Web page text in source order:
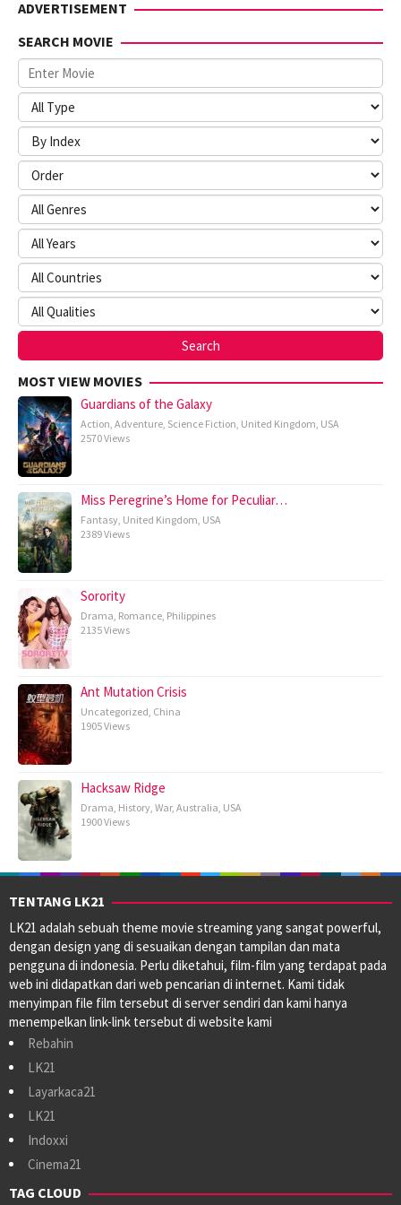
ADVERTISEMENT
SEARCH MOVIE
MOST VIEW MOVIES
Guardians of the Galaxy
Action, Adventure, Science Fiction, United Kingdom, USA
2570 Views
Miss Peregrine’s Home for Peculiar…
Fantasy, United Kingdom, USA
2389 Views
Sorority
Drama, Romance, Philippines
2135 Views
Ant Mutation Crisis
Uncategorized, China
1905 Views
Hacksaw Ridge
Drama, History, War, Australia, USA
1900 Views
TENTANG LK21
LK21 adalah sebuah theme movie streaming yang sangat powerful,
dengan design yang di sesuaikan dengan tampilan dan mata
pengguna di indonesia. Perlu diketahui, film-film yang terdapat pada
web ini didapatkan dari web pencarian di internet. Kami tidak
menyimpan file film tersebut di server sendiri dan kami hanya
menempelkan link-link tersebut di website kami
Rebahin
LK21
Layarkaca21
LK21
Indoxxi
Cinema21
TAG CLOUD